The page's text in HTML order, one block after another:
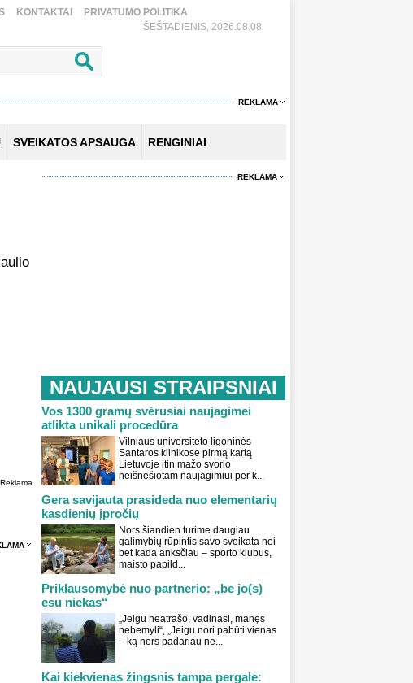
KONTAKTAI
PRIVATUMO POLITIKA
ŠEŠTADIENIS, 2026.08.08
REKLAMA
SVEIKATOS APSAUGA RENGINIAI
Reklama
REKLAMA
NAUJAUSI STRAIPSNIAI
Vos 1300 gramų svėrusiai naujagimei
atlikta unikali procedūra
Vilniaus universiteto ligoninės
Santaros klinikose pirmą kartą
Lietuvoje itin mažo svorio
neišnešiotam naujagimiui per k...
Gera savijauta prasideda nuo elementarių
kasdienių įpročių
Nors šiandien turime daugiau
galimybių rūpintis savo sveikata nei
bet kada anksčiau – sporto klubus,
maisto papild...
Priklausomybė nuo partnerio: „be jo(s)
esu niekas“
„Jeigu neatrašo, vadinasi, manęs
nebemyli“, „Jeigu nori pabūti vienas
– ką nors padariau ne...
Kai kiekvienas žingsnis tampa pergale: